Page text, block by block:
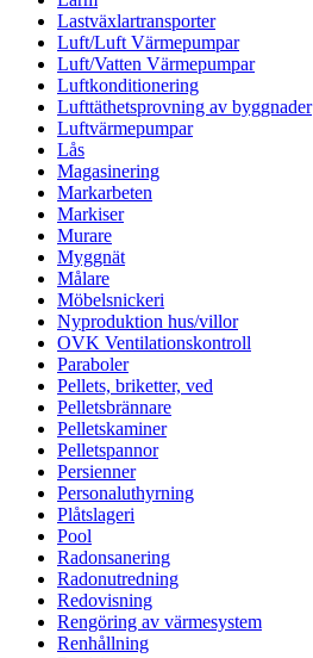
Lastväxlartransporter
Luft/Luft Värmepumpar
Luft/Vatten Värmepumpar
Luftkonditionering
Lufttäthetsprovning av byggnader
Luftvärmepumpar
Lås
Magasinering
Markarbeten
Markiser
Murare
Myggnät
Målare
Möbelsnickeri
Nyproduktion hus/villor
OVK Ventilationskontroll
Paraboler
Pellets, briketter, ved
Pelletsbrännare
Pelletskaminer
Pelletspannor
Persienner
Personaluthyrning
Plåtslageri
Pool
Radonsanering
Radonutredning
Redovisning
Rengöring av värmesystem
Renhållning